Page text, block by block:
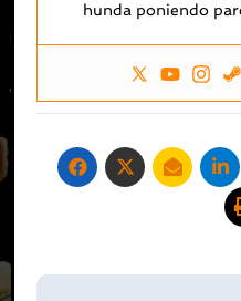
hunda poniendo
Navegación